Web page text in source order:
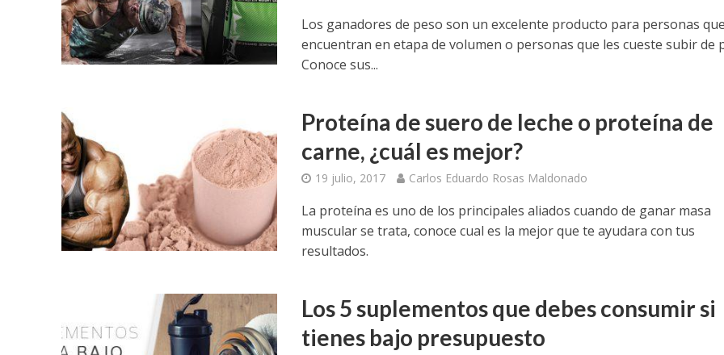
Los ganadores de peso son un excelente producto para personas
encuentran en etapa de volumen o personas que les cueste subir de
Conoce sus...
Proteína de suero de leche o proteína de
carne, ¿cuál es mejor?
19 julio, 2017 Carlos Eduardo Rosas Maldonado
La proteína es uno de los principales aliados cuando de ganar masa
muscular se trata, conoce cual es la mejor que te ayudara con tus
resultados.
Los 5 suplementos que debes consumir si
tienes bajo presupuesto